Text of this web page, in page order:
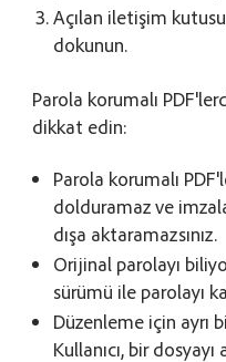
Açılan iletişim
dokunun.
Parola korumalı
dikkat edin:
Parola korumalı
dolduramaz ve
dışa aktaramazsınız.
Orijinal parolayı
sürümü ile parolayı
Düzenleme için ayrı
Kullanıcı, bir